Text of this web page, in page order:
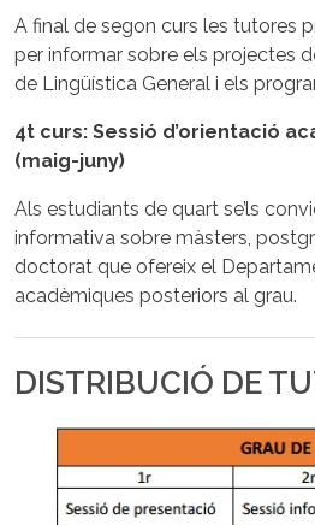
A final de segon curs les tutores
per informar sobre els projectes
de Lingüística General i els
4t curs: Sessió d’orientació
(maig-juny)
Als estudiants de quart se’ls
informativa sobre màsters,
doctorat que ofereix el
acadèmiques posteriors al grau.
DISTRIBUCIÓ DE